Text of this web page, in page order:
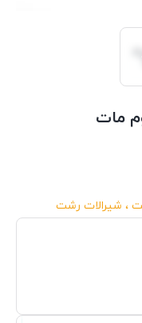
مات
، شیرالات رشت